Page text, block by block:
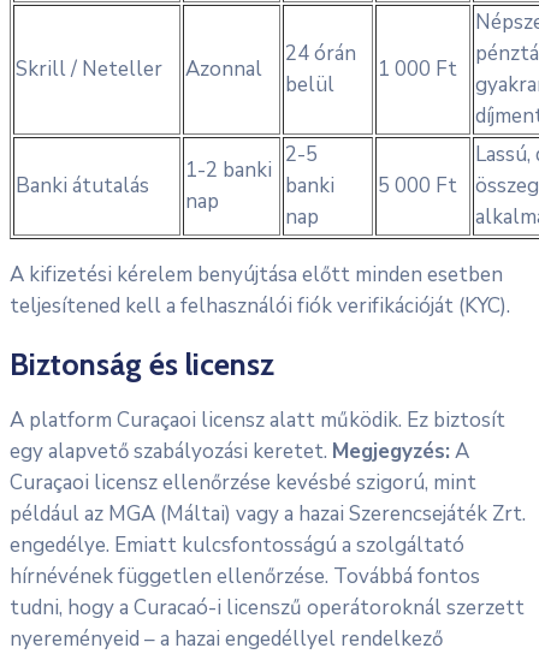
Skrill / Neteller Azonnal
24 órán
belül
1 000 Ft
Banki átutalás
1-2 banki
nap
2-5
banki
nap
5 000 Ft
Lassú,
A kifizetési kérelem benyújtása előtt minden esetben
teljesítened kell a felhasználói fiók verifikációját (KYC).
Biztonság és licensz
A platform Curaçaoi licensz alatt működik. Ez biztosít
egy alapvető szabályozási keretet. Megjegyzés: A
Curaçaoi licensz ellenőrzése kevésbé szigorú, mint
például az MGA (Máltai) vagy a hazai Szerencsejáték Zrt.
engedélye. Emiatt kulcsfontosságú a szolgáltató
hírnévének független ellenőrzése. Továbbá fontos
tudni, hogy a Curacaó-i licenszű operátoroknál szerzett
nyereményeid – a hazai engedéllyel rendelkező